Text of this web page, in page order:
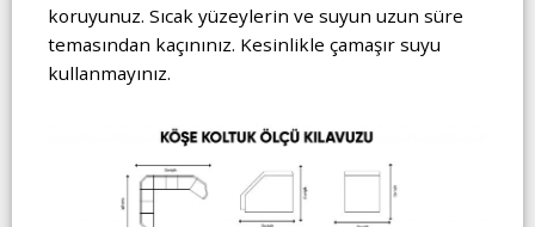
koruyunuz. Sıcak yüzeylerin ve suyun uzun süre
temasından kaçınınız. Kesinlikle çamaşır suyu
kullanmayınız.